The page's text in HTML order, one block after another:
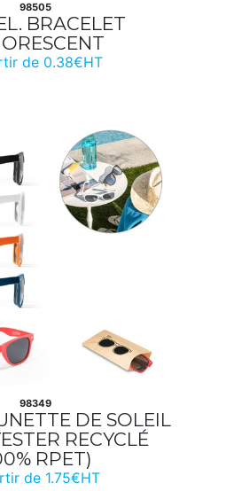
98505
BRACELET
de 0.38€HT
98349
DE SOLEIL
RECYCLÉ
RPET)
de 1.75€HT